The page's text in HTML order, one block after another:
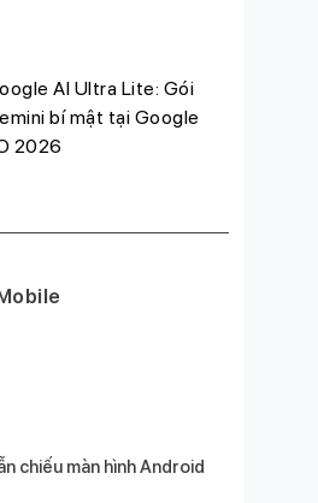
AI Ultra Lite: Gói
bí mật tại Google
2026
chiếu màn hình Android